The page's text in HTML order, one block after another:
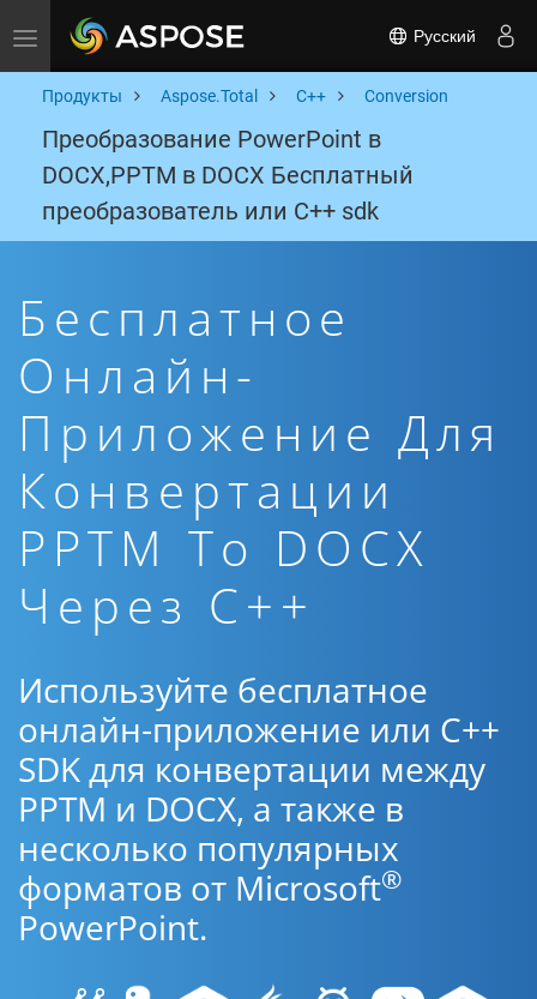
Toggle navigation Русский
Продукты Aspose.Total C++ Conversion
Преобразование PowerPoint в
DOCX,PPTM в DOCX Бесплатный
преобразователь или C++ sdk
Бесплатное
Онлайн-
Приложение Для
Конвертации
PPTM To DOCX
Через C++
Используйте бесплатное
онлайн-приложение или C++
SDK для конвертации между
PPTM и DOCX, а также в
несколько популярных
форматов от Microsoft®
PowerPoint.